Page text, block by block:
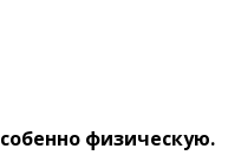
физическую.